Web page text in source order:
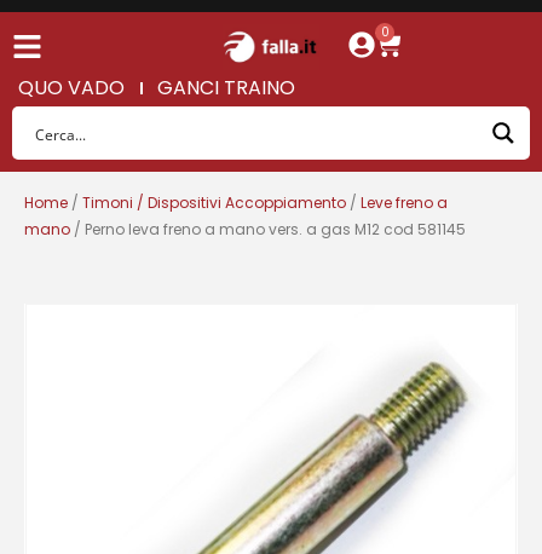
0
QUO VADO GANCI TRAINO
Home / Timoni / Dispositivi Accoppiamento / Leve freno a
mano / Perno leva freno a mano vers. a gas M12 cod 581145